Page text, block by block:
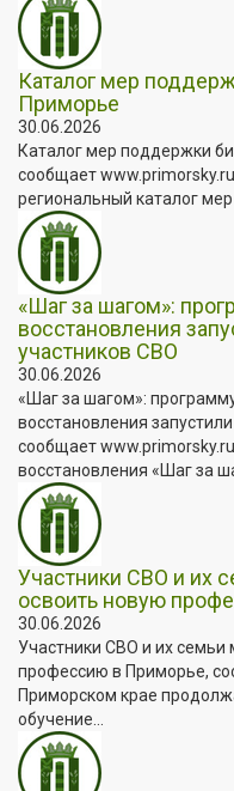
Каталог мер
Приморье
30.06.2026
Каталог мер поддержки
сообщает
региональный каталог
«Шаг за шагом»:
восстановления
участников СВО
30.06.2026
«Шаг за шагом»:
восстановления
сообщает
восстановления «Шаг за
Участники СВО и их
освоить новую
30.06.2026
Участники СВО и их семьи
профессию в Приморье,
Приморском крае
обучение...